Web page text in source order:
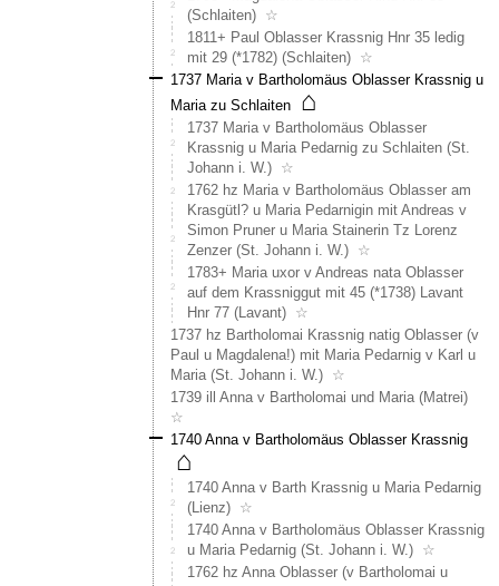
Gut
18,
19
Sohn
Nicolai
auf
Er
ist
auf
3
Nach
Tod
Linie
dann
(Schlaiten)
☆
1811+ Paul Oblasser Krassnig Hnr 35 ledig
mit 29 (*1782) (Schlaiten)
☆
1737 Maria v Bartholomäus Oblasser Krassnig u
Maria zu Schlaiten
⌂
1737 Maria v Bartholomäus Oblasser
Krassnig u Maria Pedarnig zu Schlaiten (St.
Johann i. W.)
☆
1762 hz Maria v Bartholomäus Oblasser am
Krasgütl? u Maria Pedarnigin mit Andreas v
Simon Pruner u Maria Stainerin Tz Lorenz
Zenzer (St. Johann i. W.)
☆
1783+ Maria uxor v Andreas nata Oblasser
auf dem Krassniggut mit 45 (*1738) Lavant
Hnr 77 (Lavant)
☆
1737 hz Bartholomai Krassnig natig Oblasser (v
Paul u Magdalena!) mit Maria Pedarnig v Karl u
Maria (St. Johann i. W.)
☆
1739 ill Anna v Bartholomai und Maria (Matrei)
☆
1740 Anna v Bartholomäus Oblasser Krassnig
⌂
1740 Anna v Barth Krassnig u Maria Pedarnig
(Lienz)
☆
1740 Anna v Bartholomäus Oblasser Krassnig
u Maria Pedarnig (St. Johann i. W.)
☆
1762 hz Anna Oblasser (v Bartholomai u